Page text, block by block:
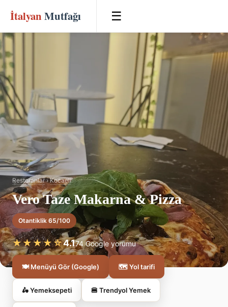
İtalyan Mutfağı ☰
Restoranlar›Kocaeli
Vero Taze Makarna & Pizza
Otantiklik 65/100
★★★★☆4.174 Google yorumu
🍽️ Menüyü Gör (Google) 🗺️ Yol tarifi
🛵 Yemeksepeti 🍔 Trendyol Yemek